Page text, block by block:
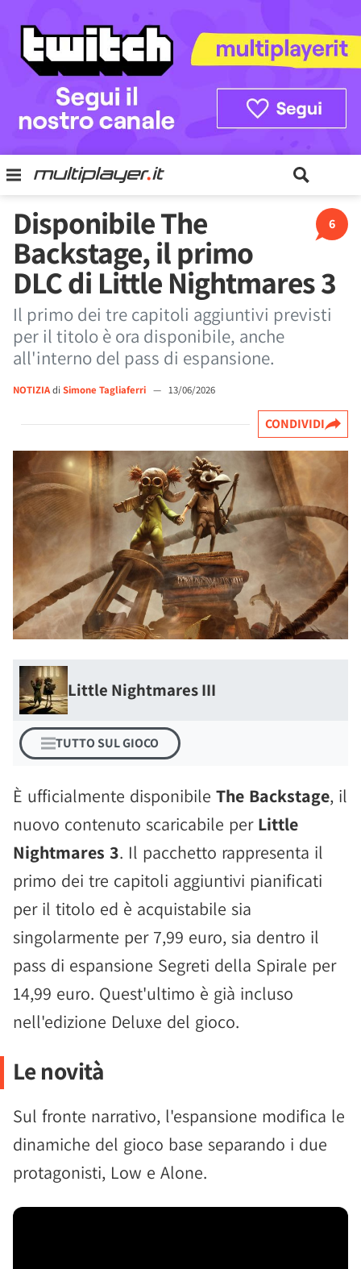
6
Disponibile The
Backstage, il primo
DLC di Little Nightmares 3
Il primo dei tre capitoli aggiuntivi previsti
per il titolo è ora disponibile, anche
all'interno del pass di espansione.
NOTIZIAdi Simone Tagliaferri — 13/06/2026
CONDIVIDI
Little Nightmares III
TUTTO SUL GIOCO
È ufficialmente disponibile The Backstage, il
nuovo contenuto scaricabile per Little
Nightmares 3. Il pacchetto rappresenta il
primo dei tre capitoli aggiuntivi pianificati
per il titolo ed è acquistabile sia
singolarmente per 7,99 euro, sia dentro il
pass di espansione Segreti della Spirale per
14,99 euro. Quest'ultimo è già incluso
nell'edizione Deluxe del gioco.
Le novità
Sul fronte narrativo, l'espansione modifica le
dinamiche del gioco base separando i due
protagonisti, Low e Alone.